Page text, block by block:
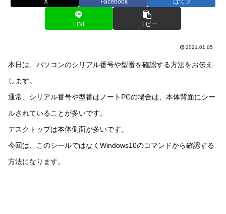
LINE コピー
2021.01.05
本日は、パソコンのシリアル番号や型番を確認する方法をお伝え
します。
通常、シリアル番号や型番はノートPCの場合は、本体背面にシー
ルされていることが多いです。
デスクトップは本体側面が多いです。
今回は、このシールではなくWindows10のコマンドから確認する
方法になります。